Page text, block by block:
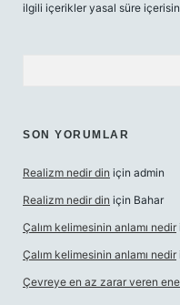
ilgili içerikler yasal süre
SON YORUMLAR
Realizm nedir din için admin
Realizm nedir din için Bahar
Çalım kelimesinin anlamı nedir
Çalım kelimesinin anlamı nedir
Çevreye en az zarar veren